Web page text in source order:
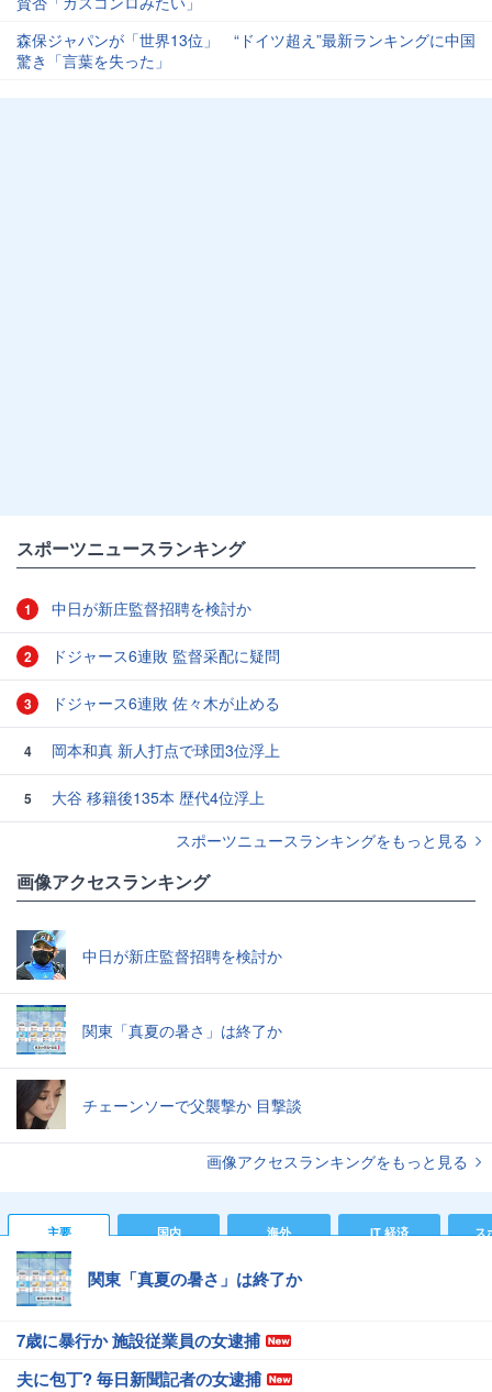
森保ジャパンが「世界13位」 “ドイツ超え”最新ランキングに中国
驚き「言葉を失った」
スポーツニュースランキング
1 中日が新庄監督招聘を検討か
2 ドジャース6連敗 監督采配に疑問
3 ドジャース6連敗 佐々木が止める
4 岡本和真 新人打点で球団3位浮上
5
大谷 移籍後135本 歴代4位浮上
スポーツニュースランキングをもっと見る
画像アクセスランキング
中日が新庄監督招聘を検討か
関東「真夏の暑さ」は終了か
チェーンソーで父襲撃か 目撃談
画像アクセスランキングをもっと見る
主要 国内 海外 IT 経済 ス
関東「真夏の暑さ」は終了か
7歳に暴行か 施設従業員の女逮捕
夫に包丁? 毎日新聞記者の女逮捕